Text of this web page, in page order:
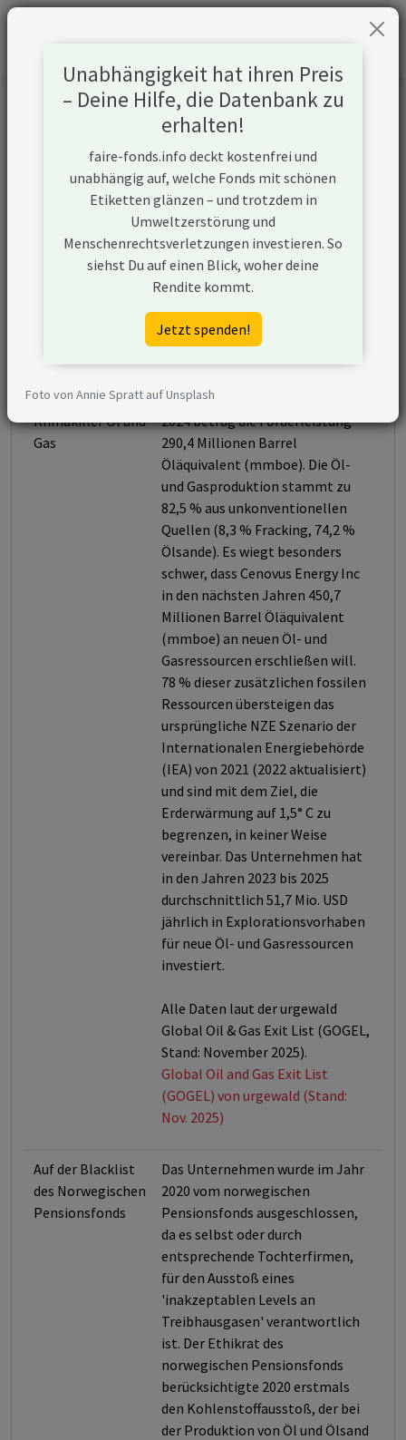
Informationen zum Unternehmen
Cenovus Energy Inc
https://www.cenovus.com
Konflikte
Cenovus Energy Inc ist ein
Unternehmen aus Kanada, das in
der Öl- und Gasförderung aktiv ist
und unkonventionelle
Klimakiller Öl und
Gas
2024 betrug die Förderleistung
290,4 Millionen Barrel
Öläquivalent (mmboe). Die Öl-
und Gasproduktion stammt zu
82,5 % aus unkonventionellen
Quellen (8,3 % Fracking, 74,2 %
Ölsande). Es wiegt besonders
schwer, dass Cenovus Energy Inc
in den nächsten Jahren 450,7
Millionen Barrel Öläquivalent
(mmboe) an neuen Öl- und
Gasressourcen erschließen will.
78 % dieser zusätzlichen fossilen
Ressourcen übersteigen das
ursprüngliche NZE Szenario der
Internationalen Energiebehörde
(IEA) von 2021 (2022 aktualisiert)
und sind mit dem Ziel, die
Erderwärmung auf 1,5° C zu
begrenzen, in keiner Weise
vereinbar. Das Unternehmen hat
in den Jahren 2023 bis 2025
durchschnittlich 51,7 Mio. USD
jährlich in Explorationsvorhaben
für neue Öl- und Gasressourcen
investiert.
Alle Daten laut der urgewald
Global Oil & Gas Exit List (GOGEL,
Stand: November 2025).
Global Oil and Gas Exit List
(GOGEL) von urgewald (Stand:
Nov. 2025)
Auf der Blacklist
des Norwegischen
Pensionsfonds
Das Unternehmen wurde im Jahr
2020 vom norwegischen
Pensionsfonds ausgeschlossen,
da es selbst oder durch
entsprechende Tochterfirmen,
für den Ausstoß eines
'inakzeptablen Levels an
Treibhausgasen' verantwortlich
ist. Der Ethikrat des
norwegischen Pensionsfonds
berücksichtigte 2020 erstmals
den Kohlenstoffausstoß, der bei
der Produktion von Öl und Ölsand
Unabhängigkeit hat ihren Preis
– Deine Hilfe, die Datenbank zu
erhalten!
faire-fonds.info deckt kostenfrei und
unabhängig auf, welche Fonds mit schönen
Etiketten glänzen – und trotzdem in
Umweltzerstörung und
Menschenrechtsverletzungen investieren. So
siehst Du auf einen Blick, woher deine
Rendite kommt.
Jetzt spenden!
Foto von Annie Spratt auf Unsplash